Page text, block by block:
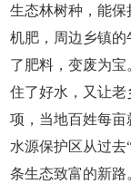
生态林树种，能保
机肥，周边乡镇
了肥料，变废为
住了好水，又让
项，当地百姓每亩
水源保护区从过去
条生态致富的新路